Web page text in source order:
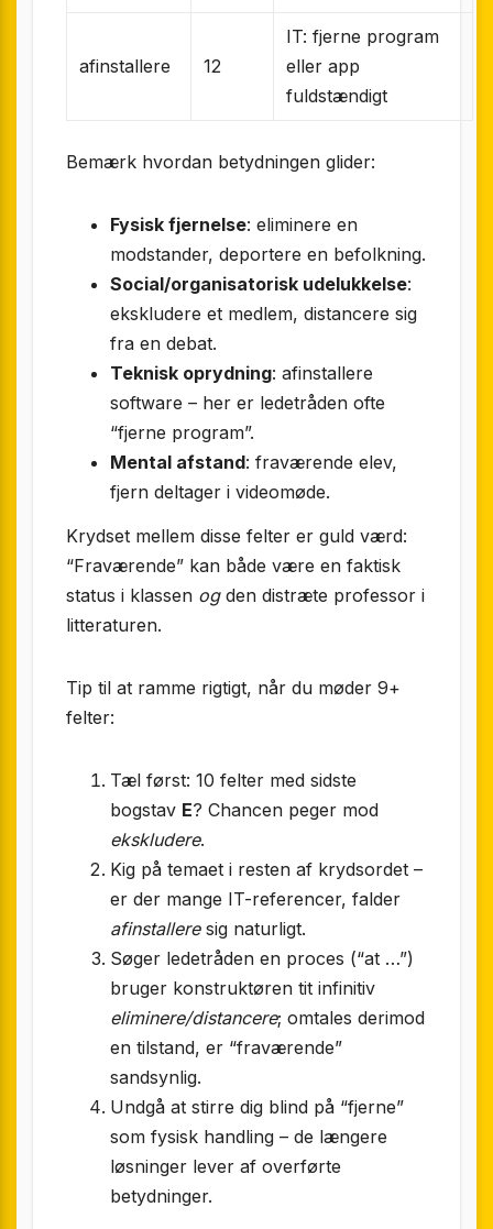
afinstallere 12
IT: fjerne program
eller app
fuldstændigt
Bemærk hvordan betydningen glider:
Fysisk fjernelse: eliminere en
modstander, deportere en befolkning.
Social/organisatorisk udelukkelse:
ekskludere et medlem, distancere sig
fra en debat.
Teknisk oprydning: afinstallere
software – her er ledetråden ofte
“fjerne program”.
Mental afstand: fraværende elev,
fjern deltager i videomøde.
Krydset mellem disse felter er guld værd:
“Fraværende” kan både være en faktisk
status i klassen ogden distræte professor i
litteraturen.
Tip til at ramme rigtigt, når du møder 9+
felter:
Tæl først: 10 felter med sidste
bogstav E? Chancen peger mod
ekskludere.
Kig på temaet i resten af krydsordet –
er der mange IT-referencer, falder
afinstalleresig naturligt.
Søger ledetråden en proces (“at …”)
bruger konstruktøren tit infinitiv
eliminere/distancere; omtales derimod
en tilstand, er “fraværende”
sandsynlig.
Undgå at stirre dig blind på “fjerne”
som fysisk handling – de længere
løsninger lever af overførte
betydninger.